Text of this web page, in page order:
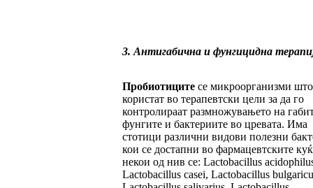
3. Антигабична и фунгицидна
Пробиотицитесе микроорганизми што
користат во терапевтски цели за да го
контролираат размножувањето на
фунгите и бактериите во цревата. Има
стотици различни видови полезни
кои се достапни во фармацевтските
некои од нив се: Lactobacillus
Lactobacillus casei, Lactobacillus